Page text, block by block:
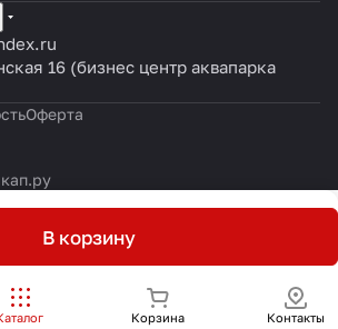
В корзину
Корзина Контакты
16 (бизнес центр аквапарка
Оферта